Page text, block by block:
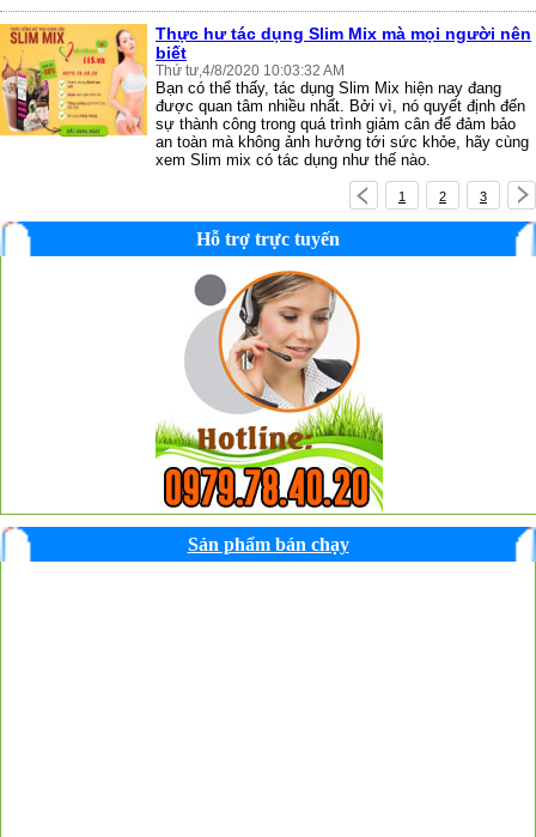
Thực hư tác dụng Slim Mix mà mọi người nên
biết
Thứ tư,4/8/2020 10:03:32 AM
Bạn có thể thấy, tác dụng Slim Mix hiện nay đang
được quan tâm nhiều nhất. Bởi vì, nó quyết định đến
sự thành công trong quá trình giảm cân để đảm bảo
an toàn mà không ảnh hưởng tới sức khỏe, hãy cùng
xem Slim mix có tác dụng như thế nào.
1 2 3
Hỗ trợ trực tuyến
Sản phẩm bán chạy
❅